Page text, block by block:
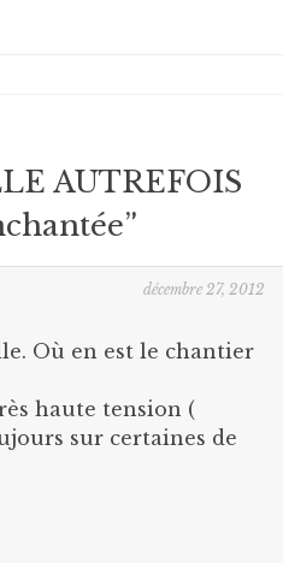
AUTREFOIS
”
décembre 27, 2012
Où en est le chantier
haute tension (
sur certaines de